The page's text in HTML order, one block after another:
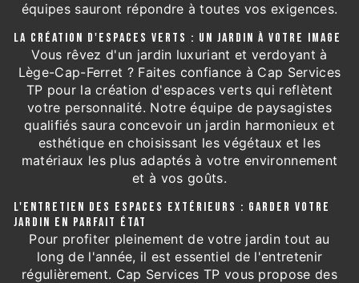
équipes sauront répondre à toutes vos exigences.
LA CRÉATION D'ESPACES VERTS : UN JARDIN À VOTRE IMAGE
Vous rêvez d'un jardin luxuriant et verdoyant à
Lège-Cap-Ferret ? Faites confiance à Cap Services
TP pour la création d'espaces verts qui reflètent
votre personnalité. Notre équipe de paysagistes
qualifiés saura concevoir un jardin harmonieux et
esthétique en choisissant les végétaux et les
matériaux les plus adaptés à votre environnement
et à vos goûts.
L'ENTRETIEN DES ESPACES EXTÉRIEURS : GARDER VOTRE
JARDIN EN PARFAIT ÉTAT
Pour profiter pleinement de votre jardin tout au
long de l'année, il est essentiel de l'entretenir
régulièrement. Cap Services TP vous propose des